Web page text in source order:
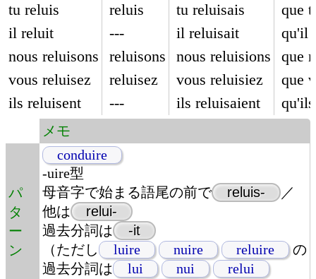
tu reluis
il reluit
nous reluisons
vous reluisez
ils reluisent
reluis
---
reluisons
reluisez
---
tu reluisais
il reluisait
nous reluisions
vous reluisiez
ils reluisaient
que
qu'il
que
que
メモ
パ
タ
ー
ン
conduire
-uire型
母音字で始まる語尾の前で
reluis-
／
他は
relui-
過去分詞は
-it
（ただし
luire nuire reluire
の
過去分詞は
lui nui
relui